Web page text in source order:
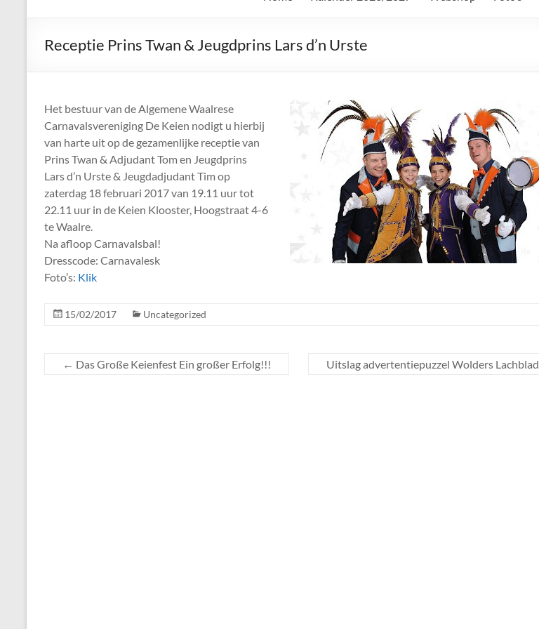
Keien
Carnavalsvereniging
De
Keien
Receptie Prins Twan & Jeugdprins Lars d’n Urste
Het bestuur van de Algemene Waalrese
Carnavalsvereniging De Keien nodigt u hierbij
van harte uit op de gezamenlijke receptie van
Prins Twan & Adjudant Tom en Jeugdprins
Lars d’n Urste & Jeugdadjudant Tim op
zaterdag 18 februari 2017 van 19.11 uur tot
22.11 uur in de Keien Klooster, Hoogstraat 4-6
te Waalre.
Na afloop Carnavalsbal!
Dresscode: Carnavalesk
Foto’s: Klik
15/02/2017 Uncategorized
← Das Große Keienfest Ein großer Erfolg!!! Uitslag advertentiepuzzel Wolders Lachblad